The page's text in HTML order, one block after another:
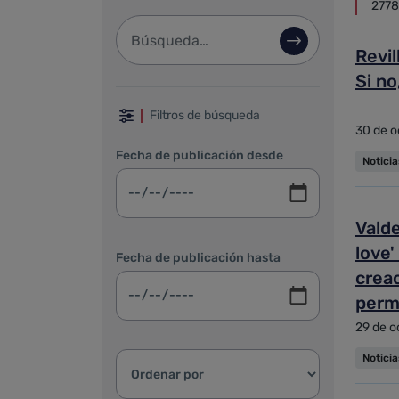
Barra de búsqueda
Búsqueda
Filtrar por fechas, categoría y
Filtros de búsqueda
Fecha de publicación desde
Fecha de publicación hasta
Ordenar resultados:
Si
30 de
love'
29 de